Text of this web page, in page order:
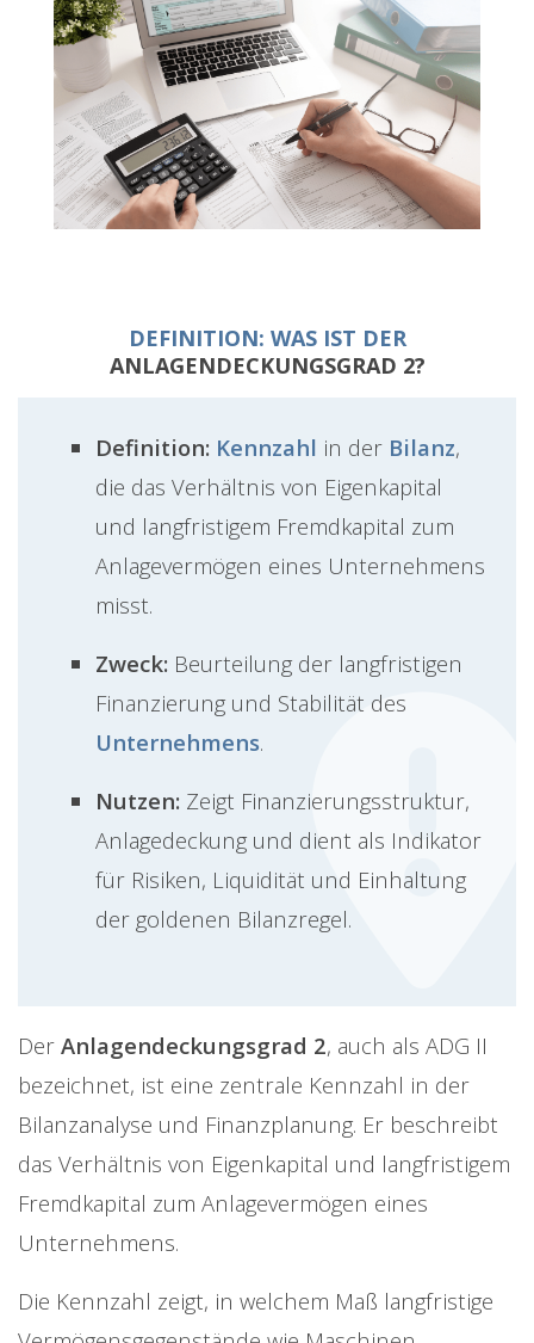
DEFINITION: WAS IST DER
ANLAGENDECKUNGSGRAD 2?
Definition: Kennzahl in der Bilanz,
die das Verhältnis von Eigenkapital
und langfristigem Fremdkapital zum
Anlagevermögen eines Unternehmens
misst.
Zweck: Beurteilung der langfristigen
Finanzierung und Stabilität des
Unternehmens.
Nutzen: Zeigt Finanzierungsstruktur,
Anlagedeckung und dient als Indikator
für Risiken, Liquidität und Einhaltung
der goldenen Bilanzregel.
Der Anlagendeckungsgrad 2, auch als ADG II
bezeichnet, ist eine zentrale Kennzahl in der
Bilanzanalyse und Finanzplanung. Er beschreibt
das Verhältnis von Eigenkapital und langfristigem
Fremdkapital zum Anlagevermögen eines
Unternehmens.
Die Kennzahl zeigt, in welchem Maß langfristige